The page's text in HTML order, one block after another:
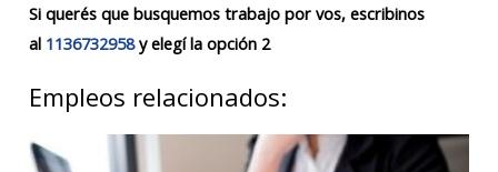
Si querés que busquemos trabajo por vos, escribinos
al 1136732958y elegí la opción 2
Empleos relacionados: